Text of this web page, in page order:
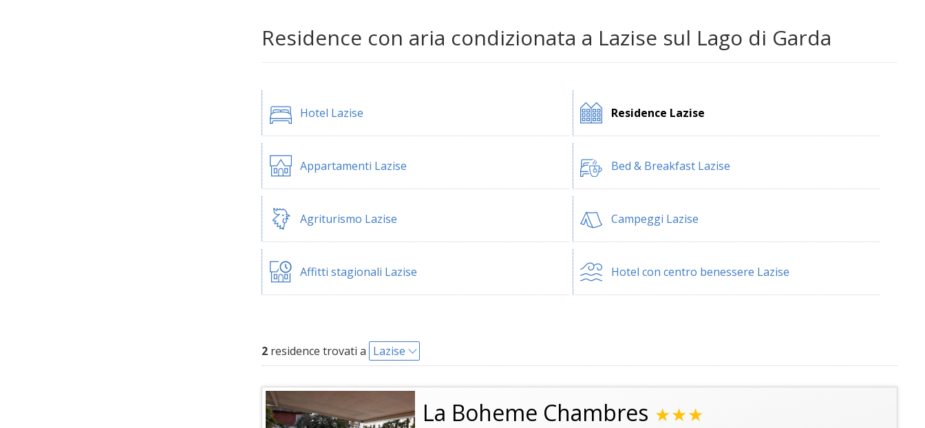
Residence con aria condizionata a Lazise sul Lago di Garda
Hotel Lazise Residence Lazise
Appartamenti Lazise Bed & Breakfast Lazise
Agriturismo Lazise Campeggi Lazise
Affitti stagionali Lazise Hotel con centro benessere Lazise
2 residence trovati a Lazise
La Boheme Chambres ★★★